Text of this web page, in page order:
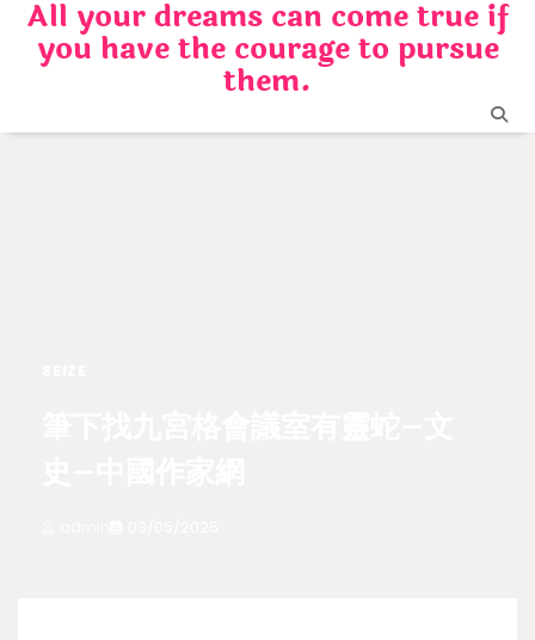
Skip
content
All your dreams can come true if
you have the courage to pursue
them.